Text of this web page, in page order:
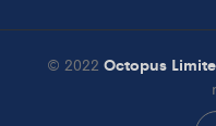
© 2022 Octopus